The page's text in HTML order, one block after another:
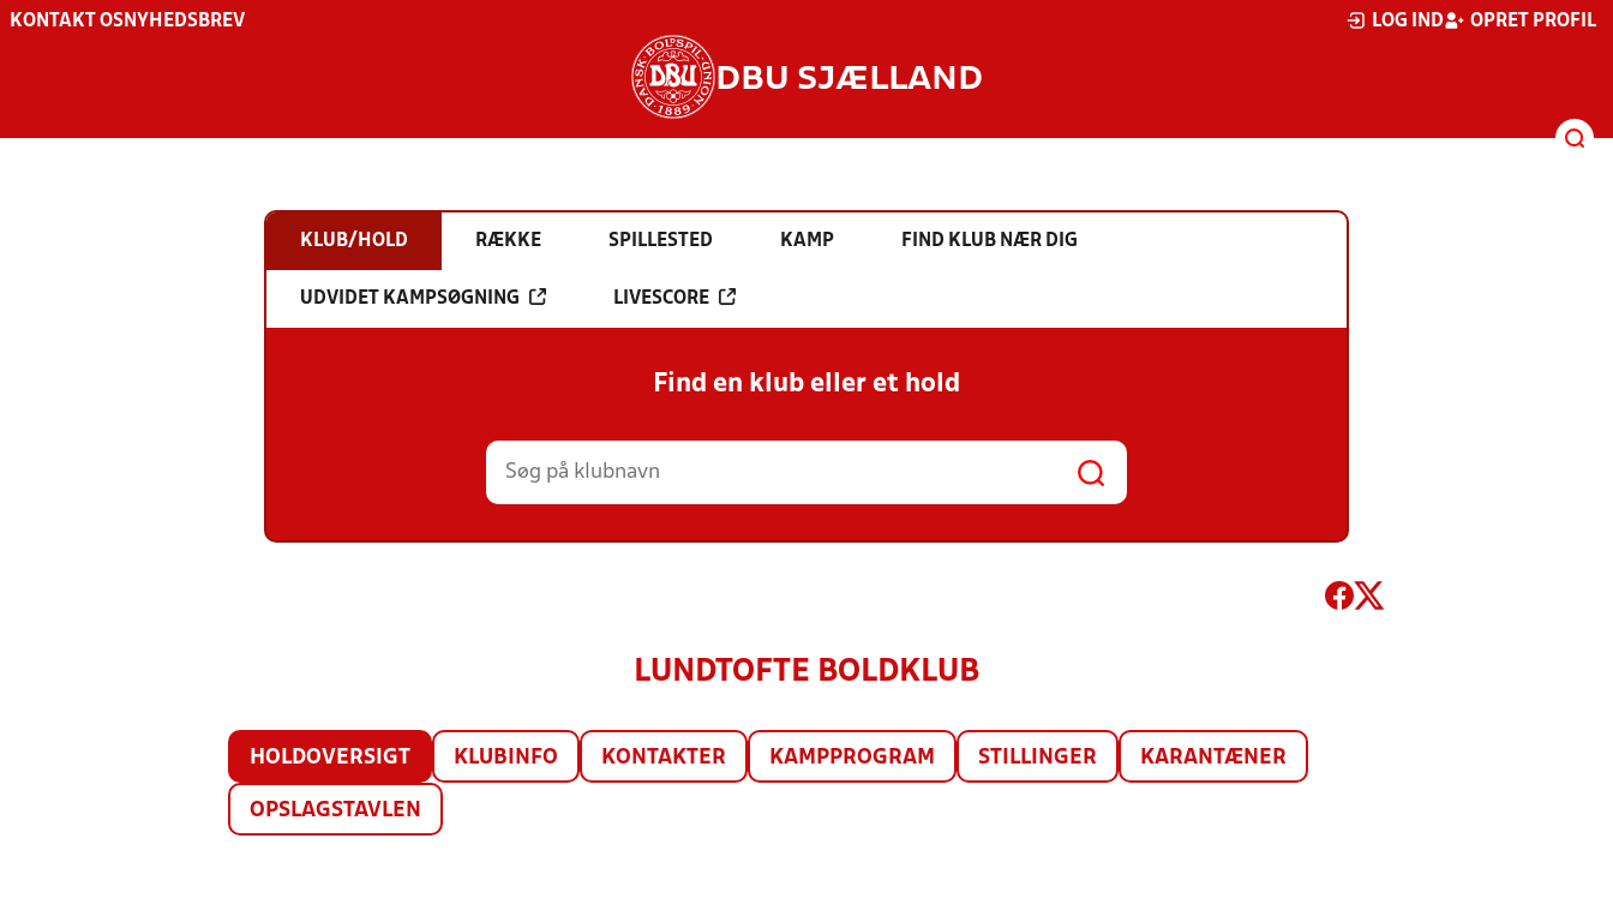
KONTAKT OS NYHEDSBREV LOG IND OPRET PROFIL
DBU SJÆLLAND
KLUB/HOLD RÆKKE SPILLESTED KAMP FIND KLUB NÆR DIG
UDVIDET KAMPSØGNING LIVESCORE
Find en klub eller et hold
LUNDTOFTE BOLDKLUB
HOLDOVERSIGT KLUBINFO KONTAKTER KAMPPROGRAM STILLINGER KARANTÆNER
OPSLAGSTAVLEN